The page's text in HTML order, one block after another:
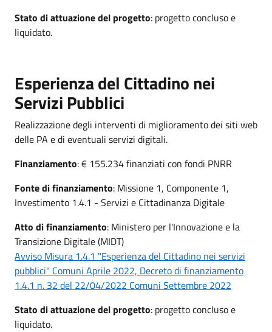
Stato di attuazione del progetto: progetto concluso e
liquidato.
Esperienza del Cittadino nei
Servizi Pubblici
Realizzazione degli interventi di miglioramento dei siti web
delle PA e di eventuali servizi digitali.
Finanziamento: € 155.234 finanziati con fondi PNRR
Fonte di finanziamento: Missione 1, Componente 1,
Investimento 1.4.1 - Servizi e Cittadinanza Digitale
Atto di finanziamento: Ministero per l'Innovazione e la
Transizione Digitale (MIDT)
Avviso Misura 1.4.1 "Esperienza del Cittadino nei servizi
pubblici" Comuni Aprile 2022, Decreto di finanziamento
1.4.1 n. 32 del 22/04/2022 Comuni Settembre 2022
Stato di attuazione del progetto: progetto concluso e
liquidato.